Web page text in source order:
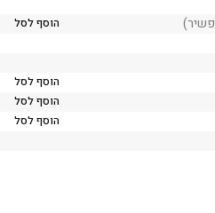
הוסף לסל
הוסף לסל
הוסף לסל
הוסף לסל